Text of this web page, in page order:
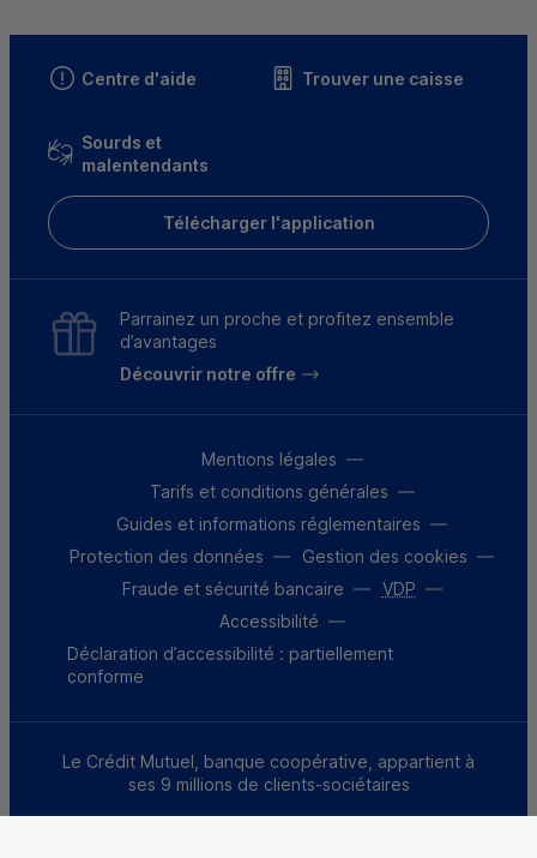
Centre d'aide Trouver une caisse
Sourds et
malentendants
Télécharger l'application
Parrainez un proche et profitez ensemble
d’avantages
Découvrir notre offre
Mentions légales
Tarifs et conditions générales
Guides et informations réglementaires
Protection des données
Gestion des cookies
Fraude et sécurité bancaire
VDP
Accessibilité
Déclaration d’accessibilité : partiellement
conforme
Le Crédit Mutuel, banque coopérative, appartient à
ses 9 millions de clients-sociétaires